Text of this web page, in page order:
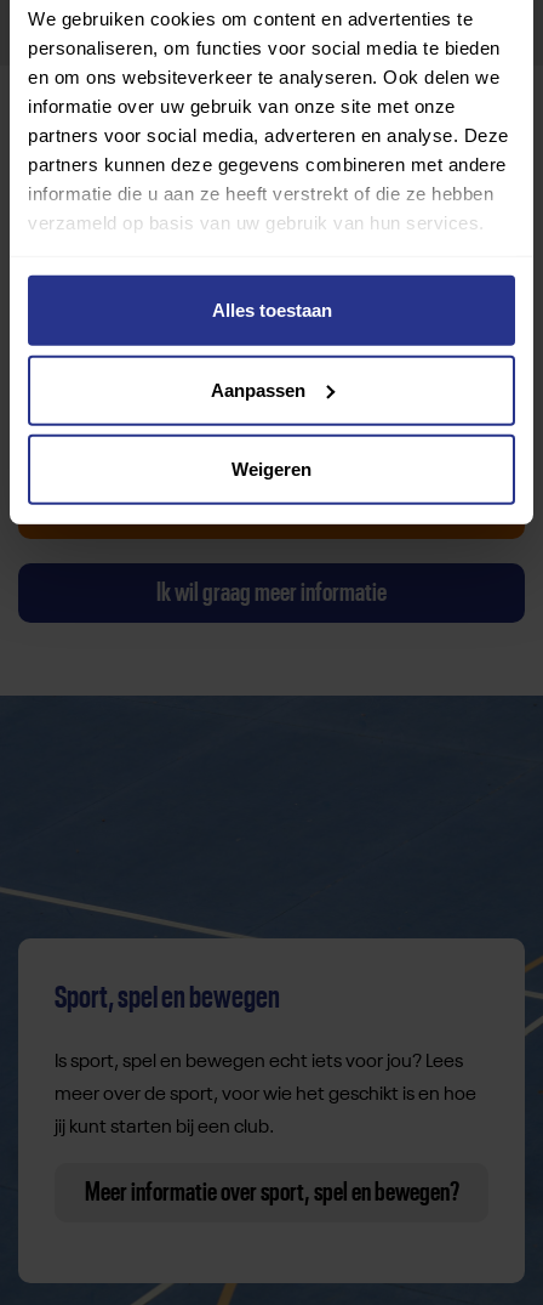
We gebruiken cookies om content en advertenties te
personaliseren, om functies voor social media te bieden
en om ons websiteverkeer te analyseren. Ook delen we
informatie over uw gebruik van onze site met onze
partners voor social media, adverteren en analyse. Deze
partners kunnen deze gegevens combineren met andere
informatie die u aan ze heeft verstrekt of die ze hebben
verzameld op basis van uw gebruik van hun services.
Alles toestaan
Aanpassen
Weigeren
Toevoegen als favoriet Delen
Wijziging voorstellen voor deze club? Klik hier
Ik wil graag een proefles
Ik wil graag meer informatie
Sport, spel en bewegen
Is sport, spel en bewegen echt iets voor jou? Lees
meer over de sport, voor wie het geschikt is en hoe
jij kunt starten bij een club.
Meer informatie over sport, spel en bewegen?